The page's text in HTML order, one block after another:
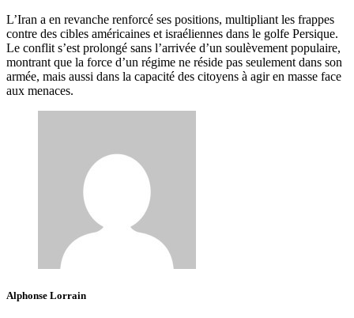
L’Iran a en revanche renforcé ses positions, multipliant les frappes
contre des cibles américaines et israéliennes dans le golfe Persique.
Le conflit s’est prolongé sans l’arrivée d’un soulèvement populaire,
montrant que la force d’un régime ne réside pas seulement dans son
armée, mais aussi dans la capacité des citoyens à agir en masse face
aux menaces.
Alphonse Lorrain